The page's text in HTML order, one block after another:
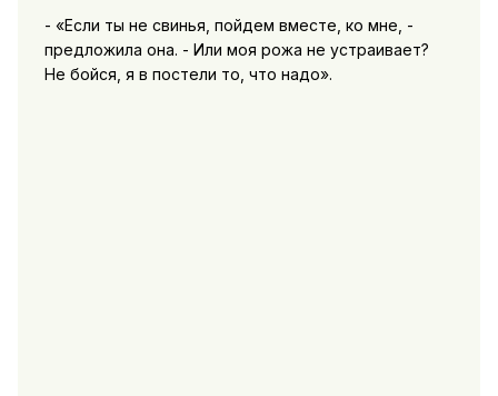
- «Если ты не свинья, пойдем вместе, ко мне, -
предложила она. - Или моя рожа не устраивает?
Не бойся, я в постели то, что надо».